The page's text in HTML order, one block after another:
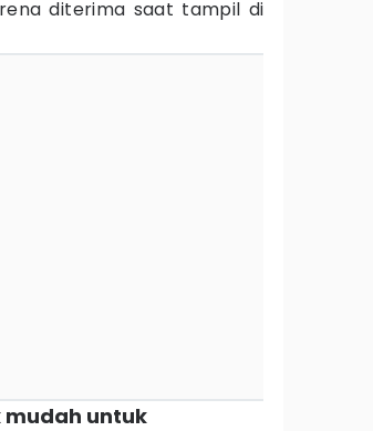
diterima saat tampil di
mudah untuk